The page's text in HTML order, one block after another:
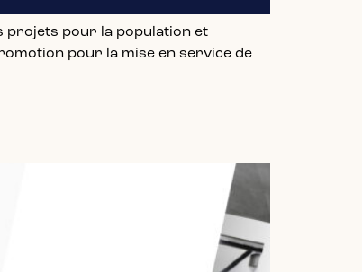
projets pour la population et
pour la mise en service de